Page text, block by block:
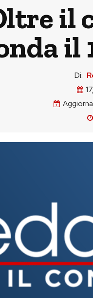
il
il
Di: